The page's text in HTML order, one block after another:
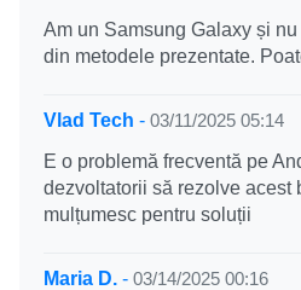
Am un Samsung Galaxy și
din metodele prezentate.
Vlad Tech - 03/11/2025 05:14
E o problemă frecventă pe
dezvoltatorii să rezolve acest
mulțumesc pentru soluții
Maria D. - 03/14/2025 00:16